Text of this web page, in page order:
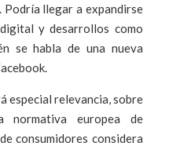
llegar a expandirse
y desarrollos como
se habla de una nueva
especial relevancia, sobre
normativa europea de
consumidores considera